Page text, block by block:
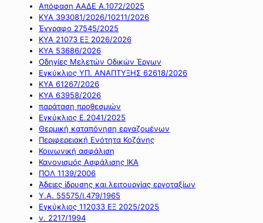
Απόφαση ΑΑΔΕ Α.1072/2025
ΚΥΑ 393081/2026/10211/2026
Έγγραφο 27545/2025
ΚΥΑ 21073 ΕΞ 2026/2026
ΚΥΑ 53686/2026
Οδηγίες Μελετών Οδικών Έργων
Εγκύκλιος ΥΠ. ΑΝΑΠΤΥΞΗΣ 62618/2026
ΚΥΑ 61267/2026
ΚΥΑ 63958/2026
παράταση προθεσμιών
Εγκύκλιος Ε.2041/2025
Θερμική καταπόνηση εργαζομένων
Περιφερειακή Ενότητα Κοζάνης
Κοινωνική ασφάλιση
Κανονισμός Ασφάλισης ΙΚΑ
ΠΟΛ 1139/2006
Άδειες ίδρυσης και λειτουργίας εργοταξίων
Υ.Α. 55575/Ι.479/1965
Εγκύκλιος 112033 ΕΞ 2025/2025
ν. 2217/1994